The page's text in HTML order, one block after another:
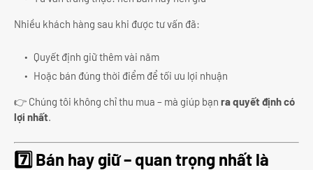
Nhiều khách hàng sau khi được tư vấn đã:
Quyết định giữ thêm vài năm
Hoặc bán đúng thời điểm để tối ưu lợi nhuận
👉 Chúng tôi không chỉ thu mua – mà giúp bạn ra quyết định có
lợi nhất
7️⃣ Bán hay giữ – quan trọng nhất là